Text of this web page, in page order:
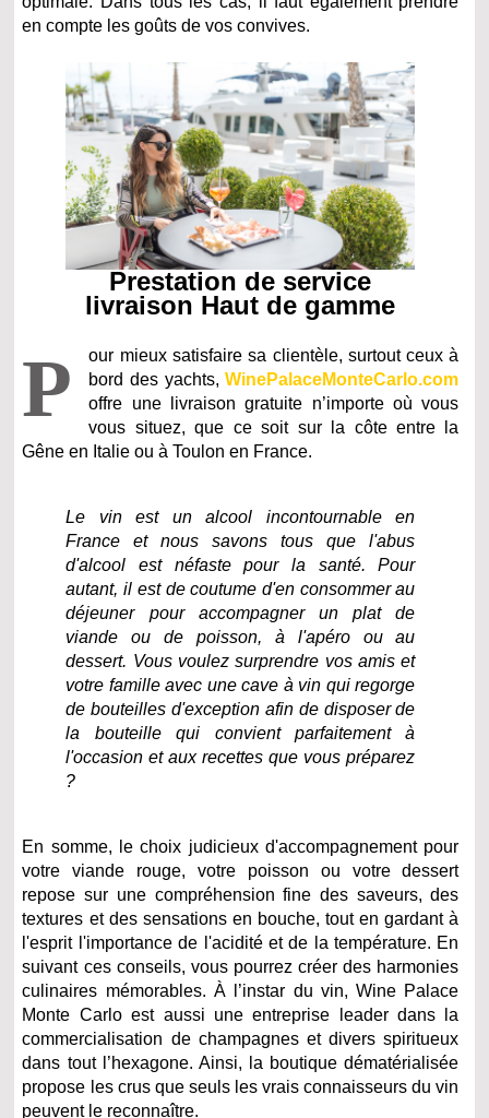
en compte les goûts de vos convives.
Prestation de service
livraison Haut de gamme
P
our mieux satisfaire sa clientèle, surtout ceux à
bord des yachts,WinePalaceMonteCarlo.com
offre une livraison gratuite n’importe où vous
vous situez, que ce soit sur la côte entre la
Gêne en Italie ou à Toulon en France.
Le vin est un alcool incontournable en
France et nous savons tous que l'abus
d'alcool est néfaste pour la santé. Pour
autant, il est de coutume d'en consommer au
déjeuner pour accompagner un plat de
viande ou de poisson, à l'apéro ou au
dessert. Vous voulez surprendre vos amis et
votre famille avec une cave à vin qui regorge
de bouteilles d'exception afin de disposer de
la bouteille qui convient parfaitement à
l'occasion et aux recettes que vous préparez
?
En somme, le choix judicieux d'accompagnement pour
votre viande rouge, votre poisson ou votre dessert
repose sur une compréhension fine des saveurs, des
textures et des sensations en bouche, tout en gardant à
l'esprit l'importance de l'acidité et de la température. En
suivant ces conseils, vous pourrez créer des harmonies
culinaires mémorables. À l’instar du vin, Wine Palace
Monte Carlo est aussi une entreprise leader dans la
commercialisation de champagnes et divers spiritueux
dans tout l’hexagone. Ainsi, la boutique dématérialisée
propose les crus que seuls les vrais connaisseurs du vin
peuvent le reconnaître.